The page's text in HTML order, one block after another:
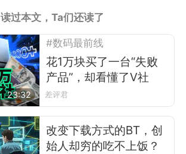
读过本文，Ta们还读了
23:32
#数码最前线
花1万块买了一台“失败
产品”，却看懂了V社
差评君
改变下载方式的BT，创
始人却穷的吃不上饭？